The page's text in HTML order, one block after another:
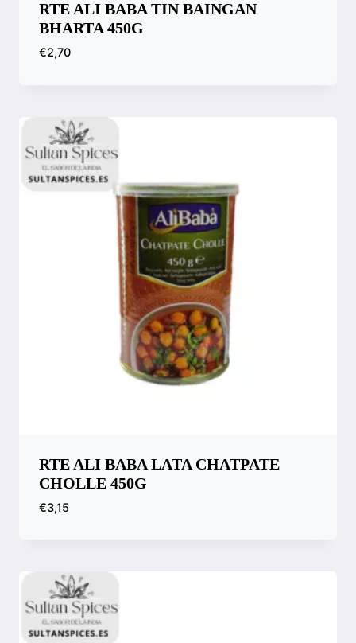
RTE ALI BABA TIN BAINGAN
BHARTA 450G
€2,70
RTE ALI BABA LATA CHATPATE
CHOLLE 450G
€3,15